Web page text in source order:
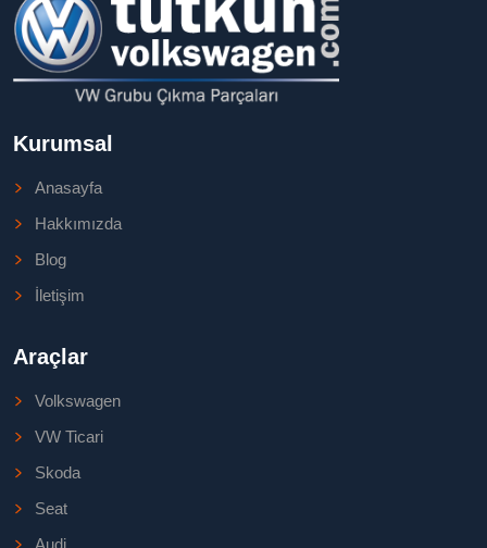
Kurumsal
Anasayfa
Hakkımızda
Blog
İletişim
Araçlar
Volkswagen
VW Ticari
Skoda
Seat